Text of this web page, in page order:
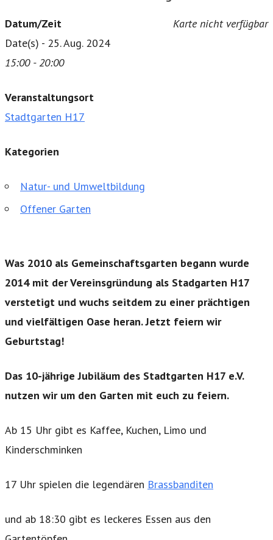
Karte nicht verfügbar
Datum/Zeit
Date(s) - 25. Aug. 2024
15:00 - 20:00
Veranstaltungsort
Stadtgarten H17
Kategorien
Natur- und Umweltbildung
Offener Garten
Was 2010 als Gemeinschaftsgarten begann wurde
2014 mit der Vereinsgründung als Stadgarten H17
verstetigt und wuchs seitdem zu einer prächtigen
und vielfältigen Oase heran. Jetzt feiern wir
Geburtstag!
Das 10-jährige Jubiläum des Stadtgarten H17 e.V.
nutzen wir um den Garten mit euch zu feiern.
Ab 15 Uhr gibt es Kaffee, Kuchen, Limo und
Kinderschminken
17 Uhr spielen die legendären Brassbanditen
und ab 18:30 gibt es leckeres Essen aus den